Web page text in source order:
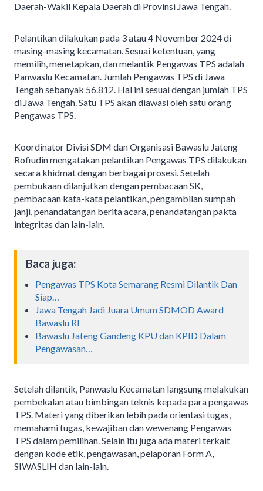
Daerah-Wakil Kepala Daerah di Provinsi Jawa Tengah.
Pelantikan dilakukan pada 3 atau 4 November 2024 di
masing-masing kecamatan. Sesuai ketentuan, yang
memilih, menetapkan, dan melantik Pengawas TPS adalah
Panwaslu Kecamatan. Jumlah Pengawas TPS di Jawa
Tengah sebanyak 56.812. Hal ini sesuai dengan jumlah TPS
di Jawa Tengah. Satu TPS akan diawasi oleh satu orang
Pengawas TPS.
Koordinator Divisi SDM dan Organisasi Bawaslu Jateng
Rofiudin mengatakan pelantikan Pengawas TPS dilakukan
secara khidmat dengan berbagai prosesi. Setelah
pembukaan dilanjutkan dengan pembacaan SK,
pembacaan kata-kata pelantikan, pengambilan sumpah
janji, penandatangan berita acara, penandatangan pakta
integritas dan lain-lain.
Baca juga:
Pengawas TPS Kota Semarang Resmi Dilantik Dan
Siap…
Jawa Tengah Jadi Juara Umum SDMOD Award
Bawaslu RI
Bawaslu Jateng Gandeng KPU dan KPID Dalam
Pengawasan…
Setelah dilantik, Panwaslu Kecamatan langsung melakukan
pembekalan atau bimbingan teknis kepada para pengawas
TPS. Materi yang diberikan lebih pada orientasi tugas,
memahami tugas, kewajiban dan wewenang Pengawas
TPS dalam pemilihan. Selain itu juga ada materi terkait
dengan kode etik, pengawasan, pelaporan Form A,
SIWASLIH dan lain-lain.